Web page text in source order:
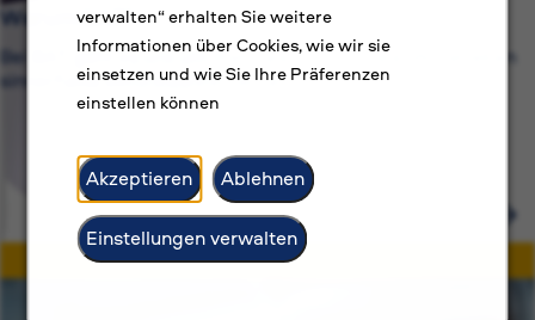
verwalten“ erhalten Sie weitere
Informationen über Cookies, wie wir sie
einsetzen und wie Sie Ihre Präferenzen
einstellen können
Akzeptieren Ablehnen
Einstellungen verwalten
Warum BAT?
Bei BAT geht es uns um mehr als nur um Jobs. Wir streben
sinnerfüllte Berufslaufbahnen an.